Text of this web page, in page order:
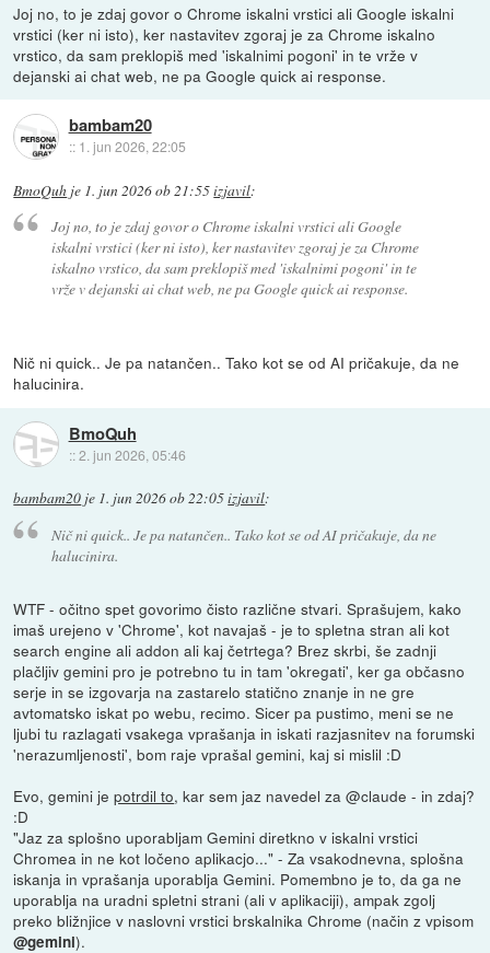
Joj no, to je zdaj govor o Chrome iskalni vrstici ali Google iskalni
vrstici (ker ni isto), ker nastavitev zgoraj je za Chrome iskalno
vrstico, da sam preklopiš med 'iskalnimi pogoni' in te vrže v
dejanski ai chat web, ne pa Google quick ai response.
bambam20
:: 1. jun 2026, 22:05
BmoQuh je 1. jun 2026 ob 21:55izjavil:
Joj no, to je zdaj govor o Chrome iskalni vrstici ali Google
iskalni vrstici (ker ni isto), ker nastavitev zgoraj je za Chrome
iskalno vrstico, da sam preklopiš med 'iskalnimi pogoni' in te
vrže v dejanski ai chat web, ne pa Google quick ai response.
Nič ni quick.. Je pa natančen.. Tako kot se od AI pričakuje, da ne
halucinira.
BmoQuh
::2. jun 2026, 05:46
bambam20 je 1. jun 2026 ob 22:05izjavil:
Nič ni quick.. Je pa natančen.. Tako kot se od AI pričakuje, da ne
halucinira.
WTF - očitno spet govorimo čisto različne stvari. Sprašujem, kako
imaš urejeno v 'Chrome', kot navajaš - je to spletna stran ali kot
search engine ali addon ali kaj četrtega? Brez skrbi, še zadnji
plačljiv gemini pro je potrebno tu in tam 'okregati', ker ga občasno
serje in se izgovarja na zastarelo statično znanje in ne gre
avtomatsko iskat po webu, recimo. Sicer pa pustimo, meni se ne
ljubi tu razlagati vsakega vprašanja in iskati razjasnitev na forumski
'nerazumljenosti', bom raje vprašal gemini, kaj si mislil :D
Evo, gemini jepotrdil to, kar sem jaz navedel za @claude - in zdaj?
:D
"Jaz za splošno uporabljam Gemini diretkno v iskalni vrstici
Chromea in ne kot ločeno aplikacjo..." - Za vsakodnevna, splošna
iskanja in vprašanja uporablja Gemini. Pomembno je to, da ga ne
uporablja na uradni spletni strani (ali v aplikaciji), ampak zgolj
preko bližnjice v naslovni vrstici brskalnika Chrome (način z vpisom
@gemini).